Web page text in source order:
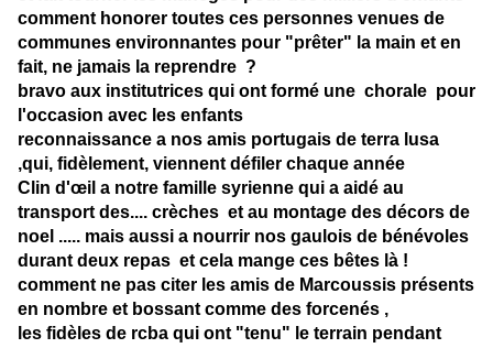
comment honorer toutes ces personnes venues de
communes environnantes pour "prêter" la main et en
fait, ne jamais la reprendre ?
bravo aux institutrices qui ont formé une chorale pour
l'occasion avec les enfants
reconnaissance a nos amis portugais de terra lusa
,qui, fidèlement, viennent défiler chaque année
Clin d'œil a notre famille syrienne qui a aidé au
transport des.... crèches et au montage des décors de
noel ..... mais aussi a nourrir nos gaulois de bénévoles
durant deux repas et cela mange ces bêtes là !
comment ne pas citer les amis de Marcoussis présents
en nombre et bossant comme des forcenés ,
les fidèles de rcba qui ont "tenu" le terrain pendant